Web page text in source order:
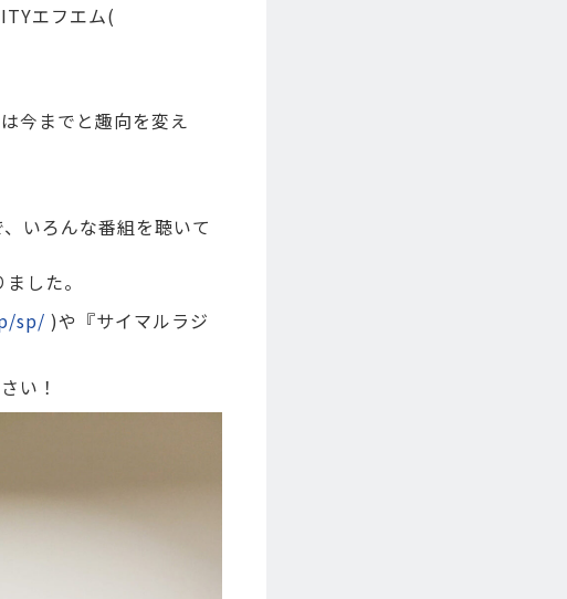
エフエム(
今までと趣向を変え
いろんな番組を聴いて
した。
sp/ )や『サイマルラジ
い！